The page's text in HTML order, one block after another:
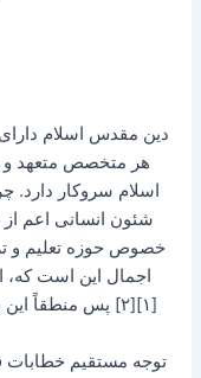
دین مقدس اسلام
هر متخصص متعهد و
اسلام سروکار دارد.
شئون انسانی اعم
خصوص حوزه تعلیم و
اجمال این است که،
[۱][۲] پس منطقاً
توجه مستقیم خطابات